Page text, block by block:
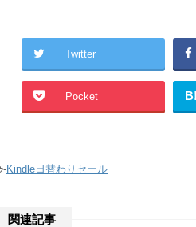
Twitter
Pocket
-Kindle日替わりセール
関連記事